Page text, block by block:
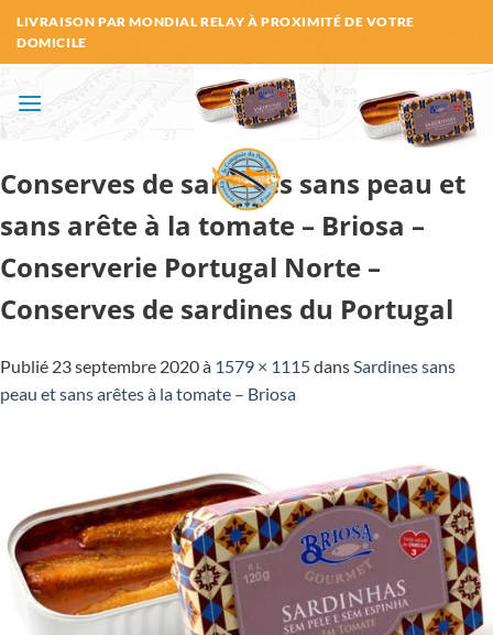
Passer
au
contenu
LIVRAISON PAR MONDIAL RELAY À PROXIMITÉ DE VOTRE
DOMICILE
Conserves de sardines sans peau et
sans arête à la tomate – Briosa –
Conserverie Portugal Norte –
Conserves de sardines du Portugal
Publié 23 septembre 2020à 1579 × 1115dansSardines sans
peau et sans arêtes à la tomate – Briosa